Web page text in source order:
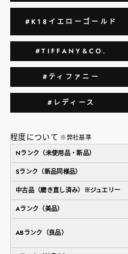
#K18イエローゴールド
#TIFFANY&CO.
#ティファニー
#レディース
程度について ※弊社基準
Nランク（未使用品・新品）
Sランク（新品同様品）
中古品（磨き直し済み）※ジュエリー
Aランク（美品）
ABランク（良品）